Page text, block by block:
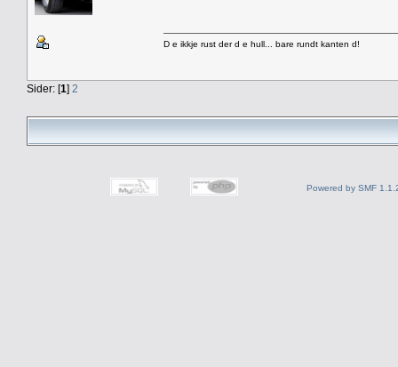
D e ikkje rust der d e hull... bare rundt kanten d!
Sider: [1] 2
Powered by SMF